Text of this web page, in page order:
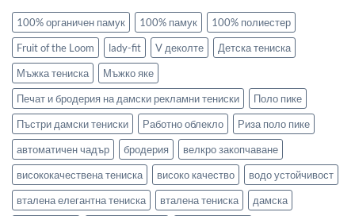
100% органичен памук 100% памук
100% полиестер
Fruit of the Loom
lady-fit V деколте
Детска тениска
Мъжка тениска
Мъжко яке
Печат и бродерия на дамски рекламни тениски
Поло пике
Пъстри дамски тениски
Работно облекло
Риза поло пике
автоматичен чадър
бродерия
велкро закопчаване
висококачествена тениска
високо качество
водо устойчивост
вталена елегантна тениска
вталена тениска дамска